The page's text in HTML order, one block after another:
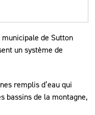
de Sutton
un système de
remplis d’eau qui
bassins de la montagne,